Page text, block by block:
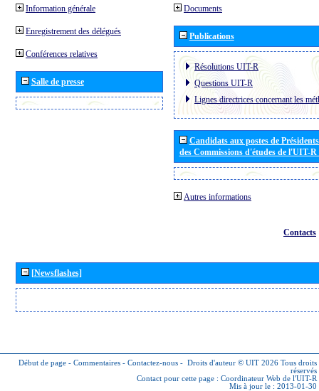
Information générale
Enregistrement des délégués
Conférences relatives
Salle de presse
Documents
Publications
Résolutions UIT-R
Questions UIT-R
Lignes directrices concernant les
Candidats aux postes de
des Commissions d'études de l'UIT-
Autres informations
Contacts
[Newsflashes]
Début de page - Commentaires - Contactez-nous - Droits d'auteur © UIT 2026 Tous droits
réservés
Contact pour cette page : Coordinateur Web de l'UIT-R
Mis à jour le : 2013-01-30